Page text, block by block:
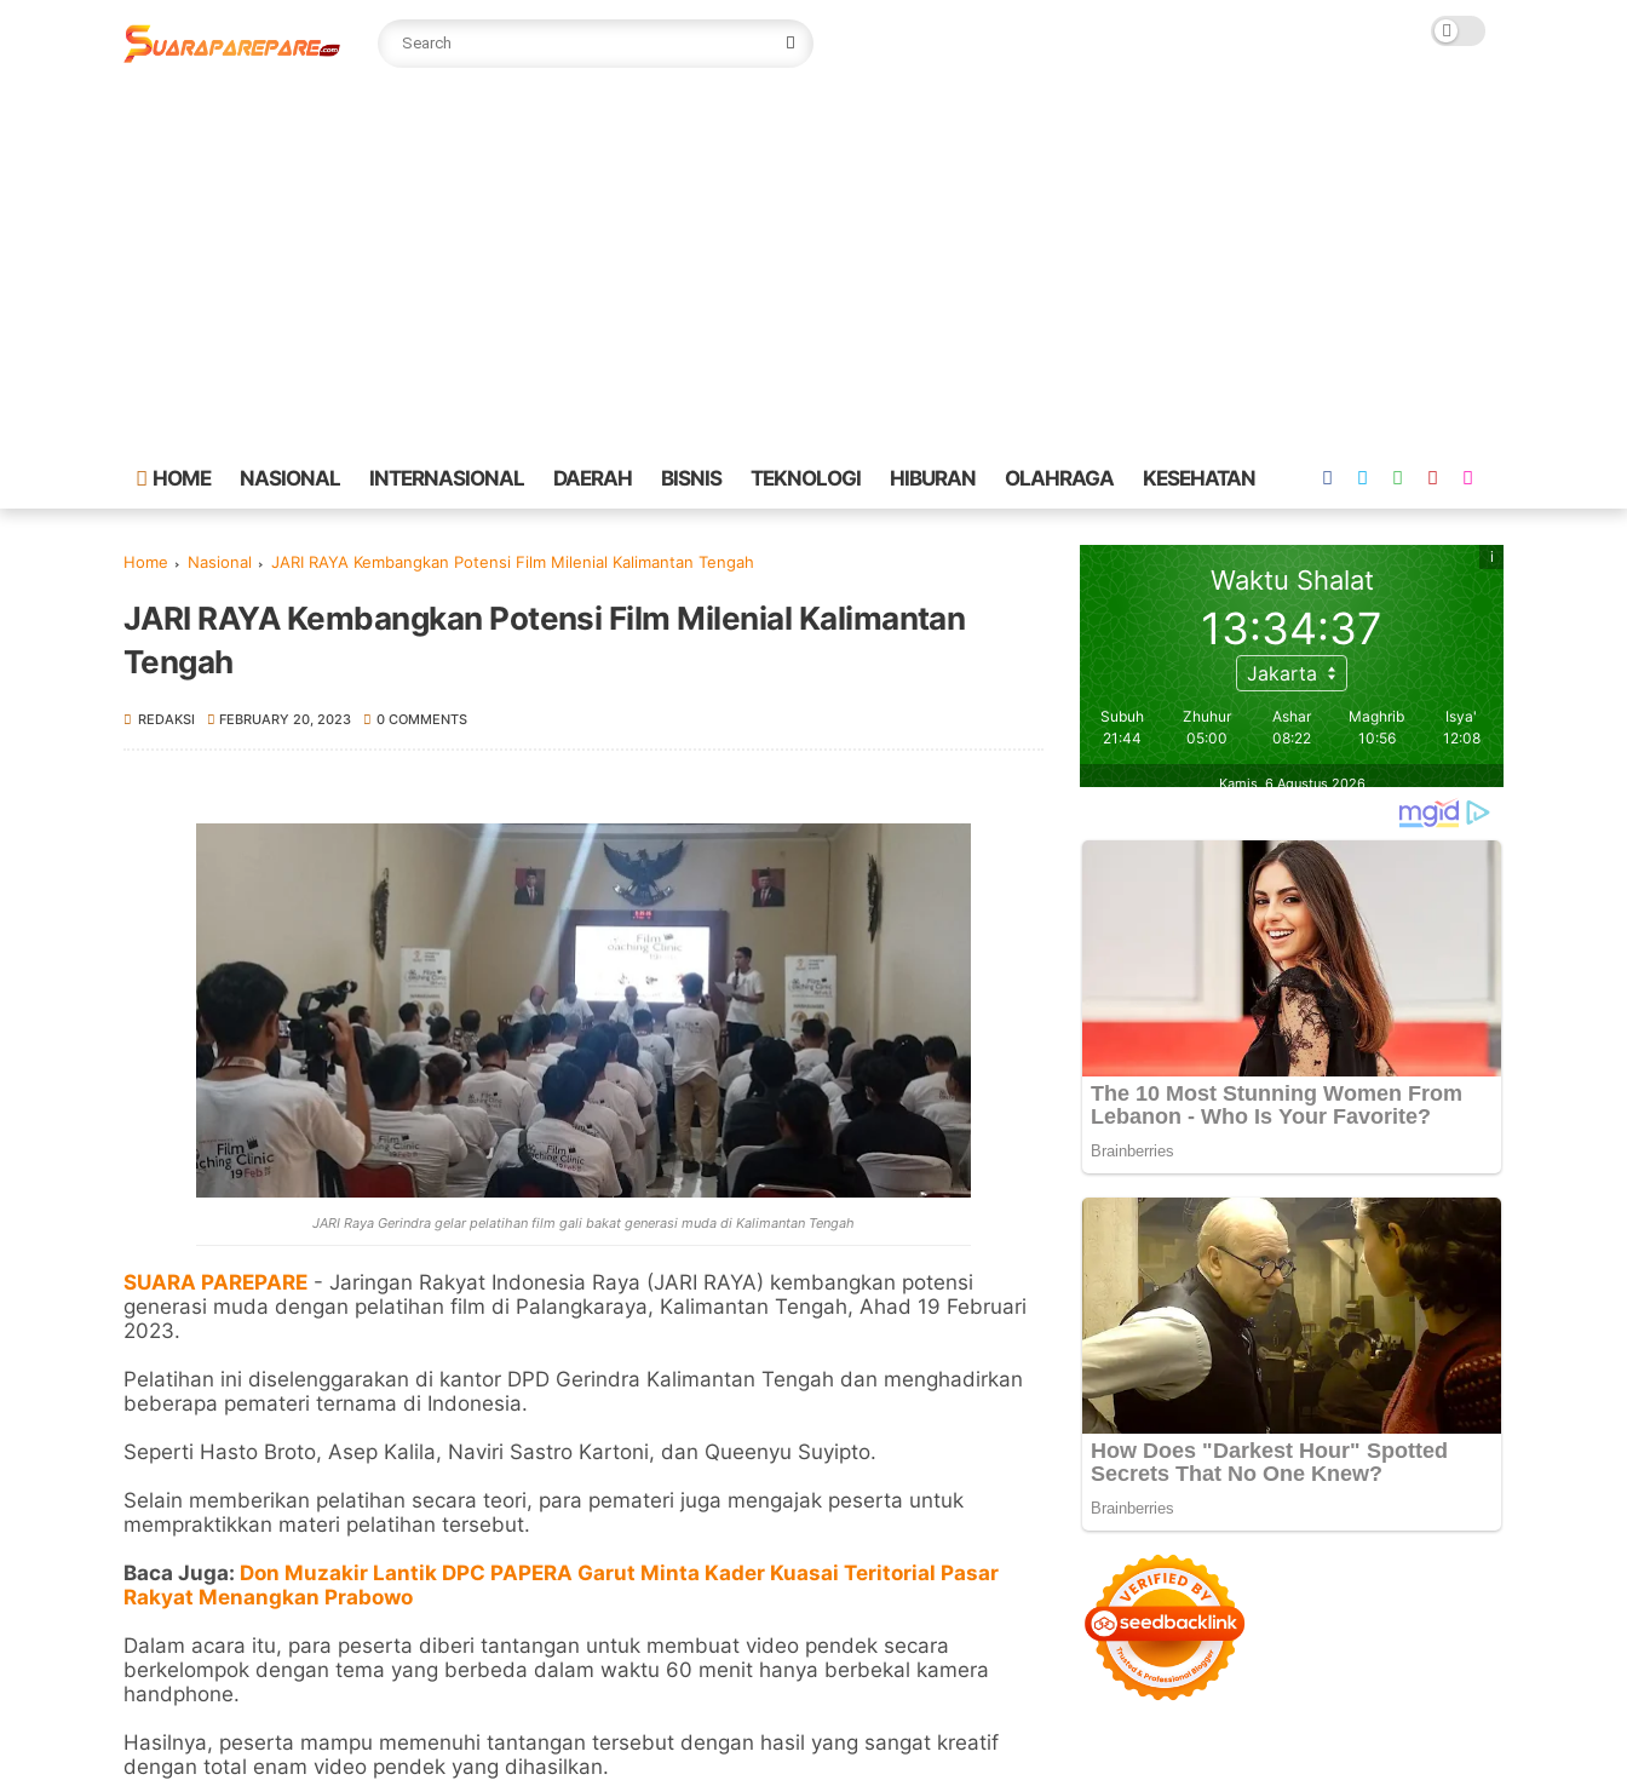
HOME NASIONAL INTERNASIONAL DAERAH BISNIS TEKNOLOGI HIBURAN OLAHRAGA KESEHATAN
Home Nasional JARI RAYA Kembangkan Potensi Film Milenial Kalimantan Tengah
JARI RAYA Kembangkan Potensi Film Milenial Kalimantan
Tengah
REDAKSI FEBRUARY 20, 2023 0 COMMENTS
JARI Raya Gerindra gelar pelatihan film gali bakat generasi muda di Kalimantan Tengah
SUARA PAREPARE - Jaringan Rakyat Indonesia Raya (JARI RAYA) kembangkan potensi
generasi muda dengan pelatihan film di Palangkaraya, Kalimantan Tengah, Ahad 19 Februari
2023.
Pelatihan ini diselenggarakan di kantor DPD Gerindra Kalimantan Tengah dan menghadirkan
beberapa pemateri ternama di Indonesia.
Seperti Hasto Broto, Asep Kalila, Naviri Sastro Kartoni, dan Queenyu Suyipto.
Selain memberikan pelatihan secara teori, para pemateri juga mengajak peserta untuk
mempraktikkan materi pelatihan tersebut.
Baca Juga: Don Muzakir Lantik DPC PAPERA Garut Minta Kader Kuasai Teritorial Pasar
Rakyat Menangkan Prabowo
Dalam acara itu, para peserta diberi tantangan untuk membuat video pendek secara
berkelompok dengan tema yang berbeda dalam waktu 60 menit hanya berbekal kamera
handphone.
Hasilnya, peserta mampu memenuhi tantangan tersebut dengan hasil yang sangat kreatif
dengan total enam video pendek yang dihasilkan.